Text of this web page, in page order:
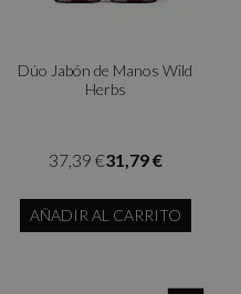
Dúo Jabón de Manos Wild
Herbs
31,79 €
37,39 €
AÑADIR AL CARRITO